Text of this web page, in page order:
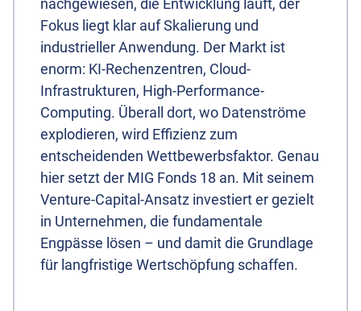
nachgewiesen, die Entwicklung läuft, der
Fokus liegt klar auf Skalierung und
industrieller Anwendung. Der Markt ist
enorm: KI-Rechenzentren, Cloud-
Infrastrukturen, High-Performance-
Computing. Überall dort, wo Datenströme
explodieren, wird Effizienz zum
entscheidenden Wettbewerbsfaktor. Genau
hier setzt der MIG Fonds 18 an. Mit seinem
Venture-Capital-Ansatz investiert er gezielt
in Unternehmen, die fundamentale
Engpässe lösen – und damit die Grundlage
für langfristige Wertschöpfung schaffen.